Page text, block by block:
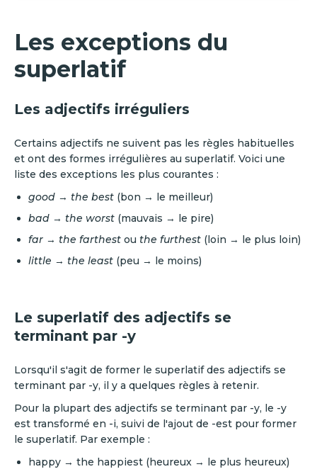
Les exceptions du
superlatif
Les adjectifs irréguliers
Certains adjectifs ne suivent pas les règles habituelles
et ont des formes irrégulières au superlatif. Voici une
liste des exceptions les plus courantes :
good → the best (bon → le meilleur)
bad → the worst (mauvais → le pire)
far → the farthest ou the furthest (loin → le plus loin)
little → the least (peu → le moins)
Le superlatif des adjectifs se
terminant par -y
Lorsqu'il s'agit de former le superlatif des adjectifs se
terminant par -y, il y a quelques règles à retenir.
Pour la plupart des adjectifs se terminant par -y, le -y
est transformé en -i, suivi de l'ajout de -est pour former
le superlatif. Par exemple :
happy → the happiest (heureux → le plus heureux)